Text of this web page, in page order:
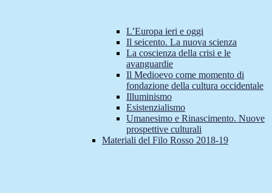
L’Europa ieri e oggi
Il seicento. La nuova scienza
La coscienza della crisi e le
avanguardie
Il Medioevo come momento di
fondazione della cultura occidentale
Illuminismo
Esistenzialismo
Umanesimo e Rinascimento. Nuove
prospettive culturali
Materiali del Filo Rosso 2018-19